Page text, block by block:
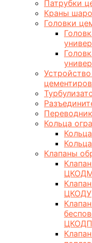
Патрубки
Краны
Головки
Кольца
Клапаны
ЦКОДУ